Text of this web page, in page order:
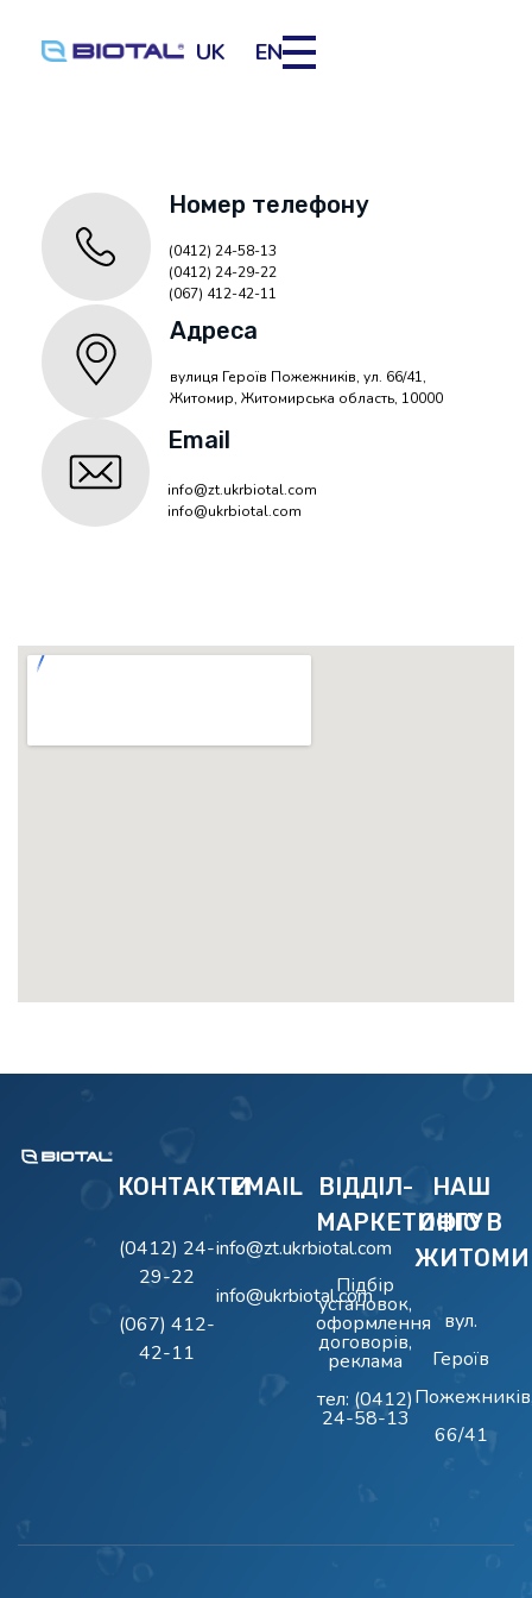
UK EN
Номер телефону
(0412) 24-58-13
(0412) 24-29-22
(067) 412-42-11
Адреса
вулиця Героїв Пожежників, ул. 66/41,
Житомир, Житомирська область, 10000
Email
info@zt.ukrbiotal.com
info@ukrbiotal.com
КОНТАКТИ
(0412) 24-
29-22
(067) 412-
42-11
EMAIL
info@zt.ukrbiotal.com
info@ukrbiotal.com
ВІДДІЛ-
МАРКЕТИНГУ
Підбір
установок,
оформлення
договорів,
реклама
тел: (0412)
24-58-13
НАШ
ОФІС В
вул.
Героїв
66/41